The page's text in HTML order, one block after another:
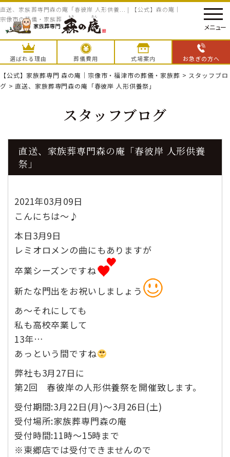
直送、家族葬専門森の庵「春彼岸 人形供養... | 【公式】森の庵｜
宗像市の葬儀・家族葬
選ばれる理由 葬儀費用 式場案内 お急ぎの方へ
メニュー
【公式】家族葬専門 森の庵｜宗像市・福津市の葬儀・家族葬 > スタッフブロ
グ > 直送、家族葬専門森の庵「春彼岸 人形供養祭」
スタッフブログ
直送、家族葬専門森の庵「春彼岸 人形供養
祭」
2021年03月09日
こんにちは～♪
本日3月9日
レミオロメンの曲にもありますが
卒業シーズンですね
新たな門出をお祝いしましょう
あ～それにしても
私も高校卒業して
13年…
あっという間ですね
弊社も3月27日に
第2回 春彼岸の人形供養祭を開催致します。
受付期間:3月22日(月)～3月26日(土)
受付場所:家族葬専門森の庵
受付時間:11時～15時まで
※東郷店では受付できませんので